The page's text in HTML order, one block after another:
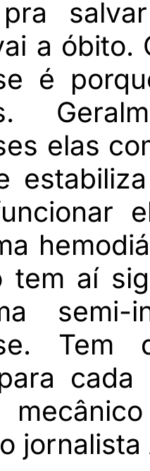
pra
a óbito.
é
elas
tem aí